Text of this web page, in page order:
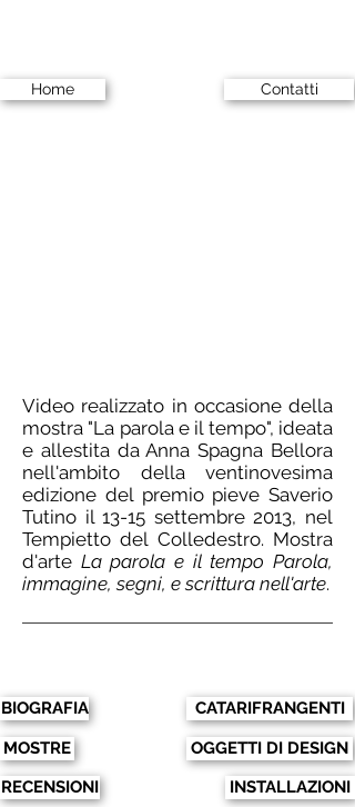
Home Contatti
Video realizzato in occasione della
mostra "La parola e il tempo", ideata
e allestita da Anna Spagna Bellora
nell'ambito della ventinovesima
edizione del premio pieve Saverio
Tutino il 13-15 settembre 2013, nel
Tempietto del Colledestro. Mostra
d'arte La parola e il tempo Parola,
immagine, segni, e scrittura nell'arte.
BIOGRAFIA
MOSTRE
RECENSIONI
CATARIFRANGENTI
OGGETTI DI DESIGN
INSTALLAZIONI